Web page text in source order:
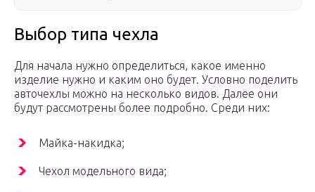
Выбор типа чехла
Для начала нужно определиться, какое именно
изделие нужно и каким оно будет. Условно поделить
авточехлы можно на несколько видов. Далее они
будут рассмотрены более подробно. Среди них:
Майка-накидка;
Чехол модельного вида;